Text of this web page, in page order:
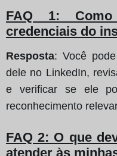
FAQ 1:
credenciais do
Resposta: Você
dele no LinkedIn,
e verificar se ele
reconhecimento
FAQ 2: O que
atender às